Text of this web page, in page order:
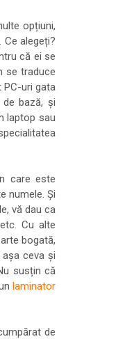
opțiuni,
alegeți?
că ei se
se traduce
PC-uri gata
bază, și
laptop sau
care este
numele. Și
vă dau ca
Cu alte
bogată,
ceva și
susțin că
laminator
de